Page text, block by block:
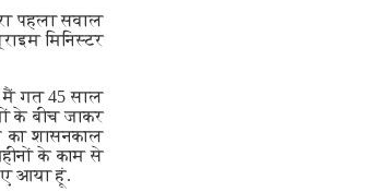
पहला सवाल
मिनिस्टर
मैं गत 45 साल
के बीच जाकर
का शासनकाल
के काम से
आया हूं.